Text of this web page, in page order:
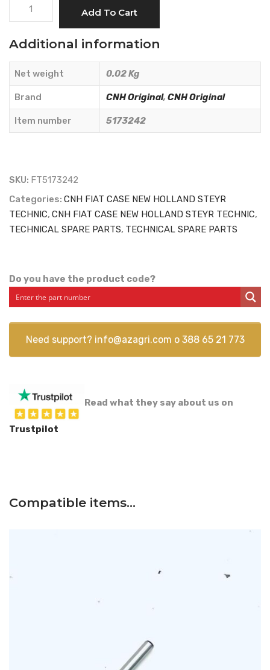
STEEL
-
CNH
Originale
-
5173242
Add To Cart
Additional information
Net weight 0.02 Kg
Brand CNH Original, CNH Original
Item number 5173242
SKU: FT5173242
Categories: CNH FIAT CASE NEW HOLLAND STEYR
TECHNIC, CNH FIAT CASE NEW HOLLAND STEYR TECHNIC,
TECHNICAL SPARE PARTS, TECHNICAL SPARE PARTS
Do you have the product code?
Need support? info@azagri.com o 388 65 21 773
Read what they say about us on
Trustpilot
Compatible items…